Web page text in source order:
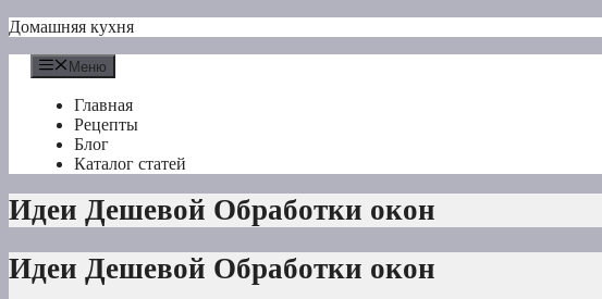
Перейти
содержимому
Домашняя кухня
Меню
Главная
Рецепты
Блог
Каталог статей
Идеи Дешевой Обработки окон
Идеи Дешевой Обработки окон